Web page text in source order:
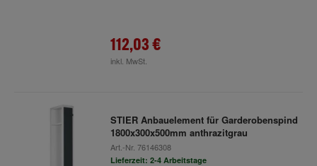
112,03 €
inkl. MwSt.
STIER Anbauelement für Garderobenspind
1800x300x500mm anthrazitgrau
Art.-Nr. 76146308
Lieferzeit: 2-4 Arbeitstage